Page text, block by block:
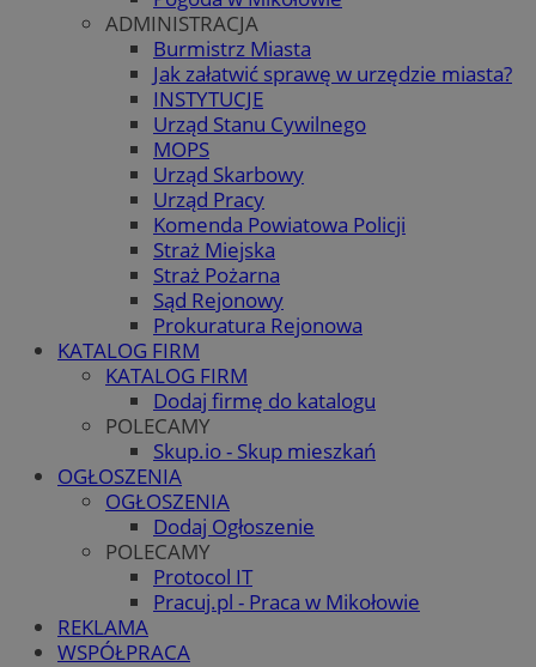
ADMINISTRACJA
Burmistrz Miasta
Jak załatwić sprawę w urzędzie miasta?
INSTYTUCJE
Urząd Stanu Cywilnego
MOPS
Urząd Skarbowy
Urząd Pracy
Komenda Powiatowa Policji
Straż Miejska
Straż Pożarna
Sąd Rejonowy
Prokuratura Rejonowa
KATALOG FIRM
KATALOG FIRM
Dodaj firmę do katalogu
POLECAMY
Skup.io - Skup mieszkań
OGŁOSZENIA
OGŁOSZENIA
Dodaj Ogłoszenie
POLECAMY
Protocol IT
Pracuj.pl - Praca w Mikołowie
REKLAMA
WSPÓŁPRACA